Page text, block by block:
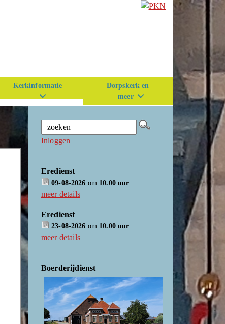
Kerkinformatie
Dorpskerk en
meer
Inloggen
Eredienst
09-08-2026 om 10.00 uur
meer details
Eredienst
23-08-2026 om 10.00 uur
meer details
Boerderijdienst